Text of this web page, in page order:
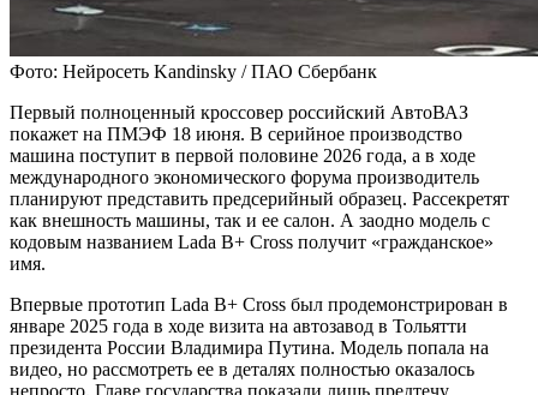
Фото: Нейросеть Kandinsky / ПАО Сбербанк
Первый полноценный кроссовер российский АвтоВАЗ
покажет на ПМЭФ 18 июня. В серийное производство
машина поступит в первой половине 2026 года, а в ходе
международного экономического форума производитель
планируют представить предсерийный образец. Рассекретят
как внешность машины, так и ее салон. А заодно модель с
кодовым названием Lada B+ Cross получит «гражданское»
имя.
Впервые прототип Lada B+ Cross был продемонстрирован в
январе 2025 года в ходе визита на автозавод в Тольятти
президента России Владимира Путина. Модель попала на
видео, но рассмотреть ее в деталях полностью оказалось